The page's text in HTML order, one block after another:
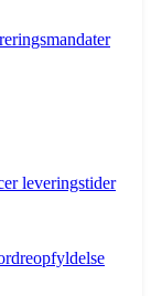
leveringstider